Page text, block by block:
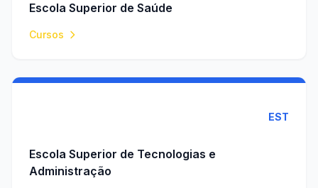
Escola Superior de Saúde
Cursos
EST
Escola Superior de Tecnologias e
Administração